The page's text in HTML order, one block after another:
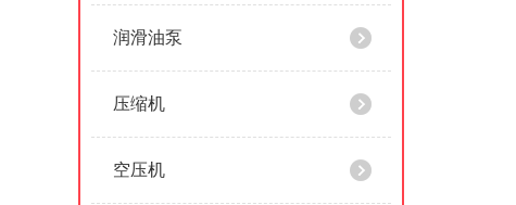
润滑油泵
压缩机
空压机